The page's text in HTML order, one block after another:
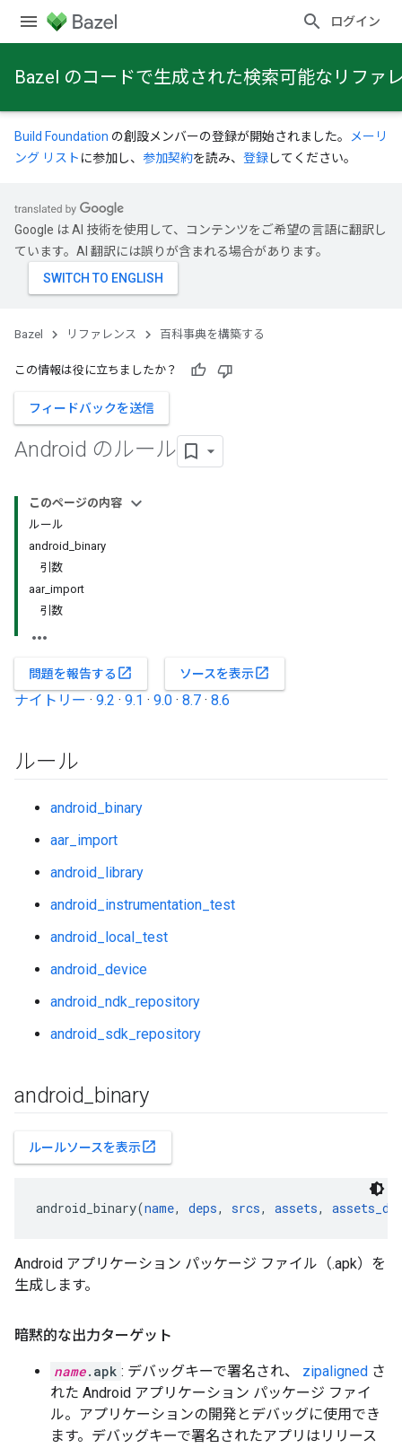
ログイン
Bazel のコードで生成された検索可能なリファ
Build Foundation の創設メンバーの登録が開始されました。
メーリ
ング リスト に参加し、 参加契約を読み、 登録してください。
Google は AI 技術を使用して、コンテンツをご希望の言語に翻訳し
ています。AI 翻訳には誤りが含まれる場合があります。
Bazel リファレンス 百科事典を構築する
この情報は役に立ちましたか？
フィードバックを送信
Android のルール
このページの内容
ルール
android_binary
引数
aar_import
引数
問題を報告する open_in_new ソースを表示open_in_new
ナイトリー · 9.2 · 9.1 · 9.0 · 8.7 · 8.6
ルール
android_binary
aar_import
android_library
android_instrumentation_test
android_local_test
android_device
android_ndk_repository
android_sdk_repository
android binary
ルールソースを表示open_in_new
android_binary(name, deps, srcs, assets,
Android アプリケーション パッケージ ファイル（.apk）を
生成します。
暗黙的な出力ターゲット
name.apk : デバッグキーで署名され、 zipaligned さ
れた Android アプリケーション パッケージ ファイ
ル。アプリケーションの開発とデバッグに使用でき
ます。デバッグキーで署名されたアプリはリリース